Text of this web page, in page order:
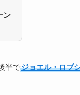
ン
半でジョエル・ロブ